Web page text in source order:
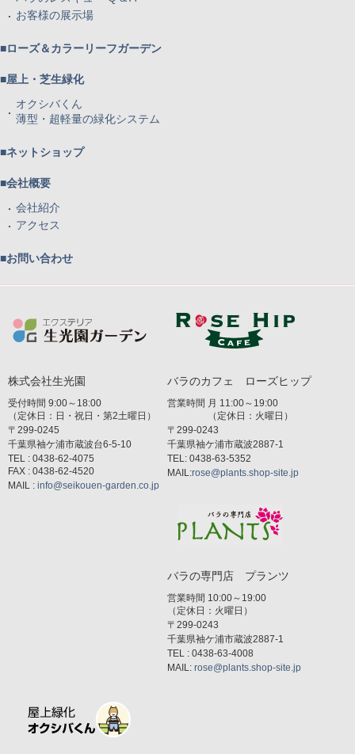
お客様の展示場
■ローズ＆カラーリーフガーデン
■屋上・芝生緑化
オクシバくん
薄型・超軽量の緑化システム
■ネットショップ
■会社概要
会社紹介
アクセス
■お問い合わせ
株式会社生光園
受付時間 9:00～18:00
（定休日：日・祝日・第2土曜日）
〒299-0245
千葉県袖ケ浦市蔵波台6-5-10
TEL : 0438-62-4075
FAX : 0438-62-4520
MAIL : info@seikouen-garden.co.jp
バラのカフェ ローズヒップ
営業時間 月 11:00～19:00
（定休日：火曜日）
〒299-0243
千葉県袖ケ浦市蔵波2887-1
TEL: 0438-63-5352
MAIL:rose@plants.shop-site.jp
バラの専門店 プランツ
営業時間 10:00～19:00
（定休日：火曜日）
〒299-0243
千葉県袖ケ浦市蔵波2887-1
TEL : 0438-63-4008
MAIL: rose@plants.shop-site.jp